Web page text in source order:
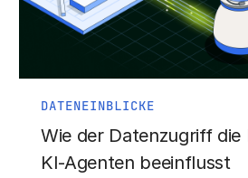
DATENEINBLICKE
Wie der Datenzugriff die
KI-Agenten beeinflusst